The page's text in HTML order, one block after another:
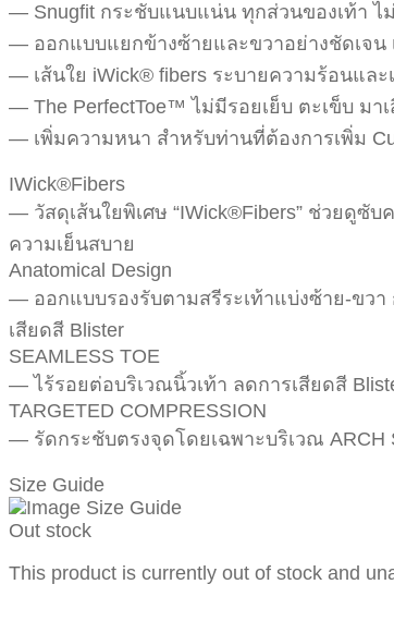
— Snugfit กระชับแนบแน่น ทุกส่วนของเท้า ไ
— ออกแบบแยกข้างซ้ายและขวาอย่างชัดเจน
— เส้นใย iWick® fibers ระบายความร้อนแล
— The PerfectToe™ ไม่มีรอยเย็บ ตะเข็บ มา
— เพิ่มความหนา สำหรับท่านที่ต้องการเพิ่ม
IWick®Fibers
— วัสดุเส้นใยพิเศษ “IWick®Fibers” ช่วยดูซั
ความเย็นสบาย
Anatomical Design
— ออกแบบรองรับตามสรีระเท้าแบ่งซ้าย-ขวา
เสียดสี Blister
SEAMLESS TOE
— ไร้รอยต่อบริเวณนิ้วเท้า ลดการเสียดสี
TARGETED COMPRESSION
— รัดกระชับตรงจุดโดยเฉพาะบริเวณ
Size Guide
Out stock
This product is currently out of stock and